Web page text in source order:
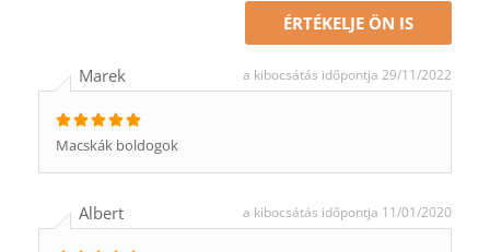
ÉRTÉKELJE ÖN IS
Marek a kibocsátás időpontja 29/11/2022
Macskák boldogok
Albert a kibocsátás időpontja 11/01/2020